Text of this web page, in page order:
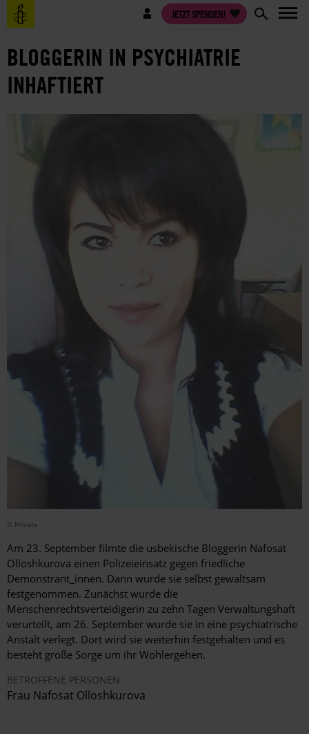
Direkt
zum
Benutzermenü JETZT SPENDEN!
BLOGGERIN IN PSYCHIATRIE
INHAFTIERT
© Private
Am 23. September filmte die usbekische Bloggerin Nafosat
Olloshkurova einen Polizeieinsatz gegen friedliche
Demonstrant_innen. Dann wurde sie selbst gewaltsam
festgenommen. Zunächst wurde die
Menschenrechtsverteidigerin zu zehn Tagen Verwaltungshaft
verurteilt, am 26. September wurde sie in eine psychiatrische
Anstalt verlegt. Dort wird sie weiterhin festgehalten und es
besteht große Sorge um ihr Wohlergehen.
BETROFFENE PERSONEN
Frau Nafosat Olloshkurova